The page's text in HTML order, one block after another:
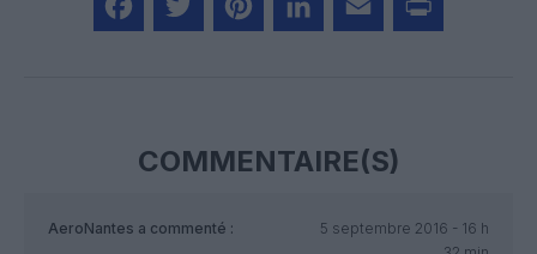
COMMENTAIRE(S)
AeroNantes a commenté :
5 septembre 2016 - 16 h